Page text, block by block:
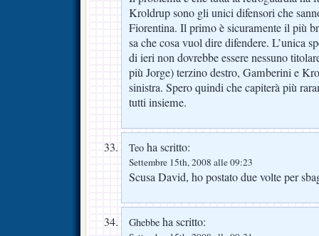
Kroldrup sono gli unici difensori che
Fiorentina. Il primo è sicuramente il più
sa che cosa vuol dire difendere. L’unica
di ieri non dovrebbe essere nessuno
più Jorge) terzino destro, Gamberini e
sinistra. Spero quindi che capiterà più
tutti insieme.
Teo ha scritto:
Settembre 15th, 2008 alle 09:23
Scusa David, ho postato due volte per
Ghebbe ha scritto: